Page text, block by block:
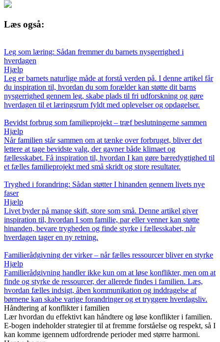
Læs også:
Leg som læring: Sådan fremmer du barnets nysgerrighed i
hverdagen
Hjælp
Leg er barnets naturlige måde at forstå verden på. I denne artikel får
du inspiration til, hvordan du som forælder kan støtte dit barns
nysgerrighed gennem leg, skabe plads til fri udforskning og gøre
hverdagen til et læringsrum fyldt med oplevelser og opdagelser.
Bevidst forbrug som familieprojekt – træf beslutningerne sammen
Hjælp
Når familien står sammen om at tænke over forbruget, bliver det
lettere at tage bevidste valg, der gavner både klimaet og
fællesskabet. Få inspiration til, hvordan I kan gøre bæredygtighed til
et fælles familieprojekt med små skridt og store resultater.
Tryghed i forandring: Sådan støtter I hinanden gennem livets nye
faser
Hjælp
Livet byder på mange skift, store som små. Denne artikel giver
inspiration til, hvordan I som familie, par eller venner kan støtte
hinanden, bevare trygheden og finde styrke i fællesskabet, når
hverdagen tager en ny retning.
Familierådgivning der virker – når fælles ressourcer bliver en styrke
Hjælp
Familierådgivning handler ikke kun om at løse konflikter, men om at
finde og styrke de ressourcer, der allerede findes i familien. Læs,
hvordan fælles indsigt, åben kommunikation og inddragelse af
børnene kan skabe varige forandringer og et tryggere hverdagsliv.
Håndtering af konflikter i familien
Lær hvordan du effektivt kan håndtere og løse konflikter i familien.
E-bogen indeholder strategier til at fremme forståelse og respekt, så I
kan komme igennem udfordrende perioder med større harmoni.